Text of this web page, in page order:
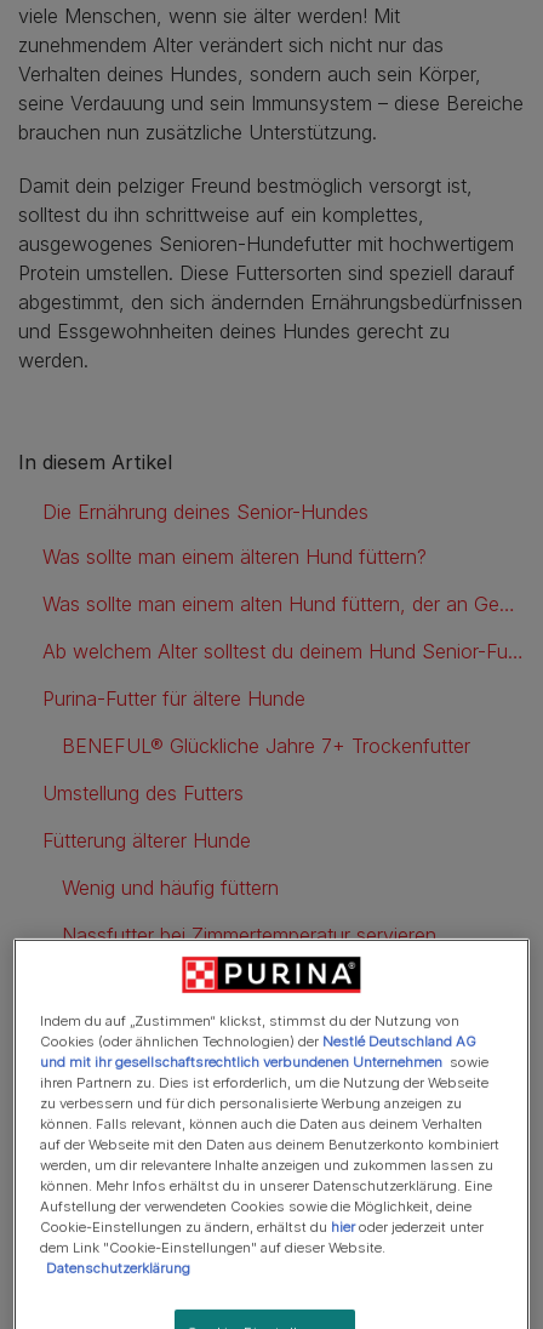
viele Menschen, wenn sie älter werden! Mit
zunehmendem Alter verändert sich nicht nur das
Verhalten deines Hundes, sondern auch sein Körper,
seine Verdauung und sein Immunsystem – diese Bereiche
brauchen nun zusätzliche Unterstützung.
Damit dein pelziger Freund bestmöglich versorgt ist,
solltest du ihn schrittweise auf ein komplettes,
ausgewogenes Senioren-Hundefutter mit hochwertigem
Protein umstellen. Diese Futtersorten sind speziell darauf
abgestimmt, den sich ändernden Ernährungsbedürfnissen
und Essgewohnheiten deines Hundes gerecht zu
werden.
In diesem Artikel
Die Ernährung deines Senior-Hundes
Was sollte man einem älteren Hund füttern?
Was sollte man einem alten Hund füttern, der an Gewicht verliert?
Ab welchem Alter solltest du deinem Hund Senior-Futter geben?
Purina-Futter für ältere Hunde
BENEFUL® Glückliche Jahre 7+ Trockenfutter
Umstellung des Futters
Fütterung älterer Hunde
Wenig und häufig füttern
Nassfutter bei Zimmertemperatur servieren
Trockenfutter richtig lagern
Füttere deinen Hund an einem ruhigen Ort
Erwäge einen erhöhten Futternapf
Nicht überfüttern
Hilf deinem Hund, das Futter zu finden
Der Purina Futterfinder
Indem du auf „Zustimmen“ klickst, stimmst du der Nutzung von
Cookies (oder ähnlichen Technologien) der Nestlé Deutschland AG
und mit ihr gesellschaftsrechtlich verbundenen Unternehmen sowie
ihren Partnern zu. Dies ist erforderlich, um die Nutzung der Webseite
zu verbessern und für dich personalisierte Werbung anzeigen zu
können. Falls relevant, können auch die Daten aus deinem Verhalten
auf der Webseite mit den Daten aus deinem Benutzerkonto kombiniert
werden, um dir relevantere Inhalte anzeigen und zukommen lassen zu
können. Mehr Infos erhältst du in unserer Datenschutzerklärung. Eine
Aufstellung der verwendeten Cookies sowie die Möglichkeit, deine
Cookie-Einstellungen zu ändern, erhältst du hieroder jederzeit unter
dem Link "Cookie-Einstellungen" auf dieser Website.
Datenschutzerklärung